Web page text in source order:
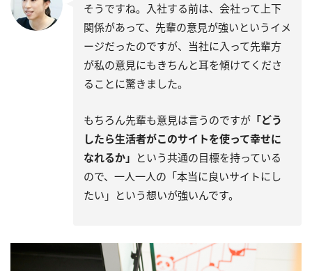
そうですね。入社する前は、会社って上下
関係があって、先輩の意見が強いというイメ
ージだったのですが、当社に入って先輩方
が私の意見にもきちんと耳を傾けてくださ
ることに驚きました。
もちろん先輩も意見は言うのですが 「どう
したら生活者がこのサイトを使って幸せに
なれるか」 という共通の目標を持っている
ので、一人一人の「本当に良いサイトにし
たい」という想いが強いんです。